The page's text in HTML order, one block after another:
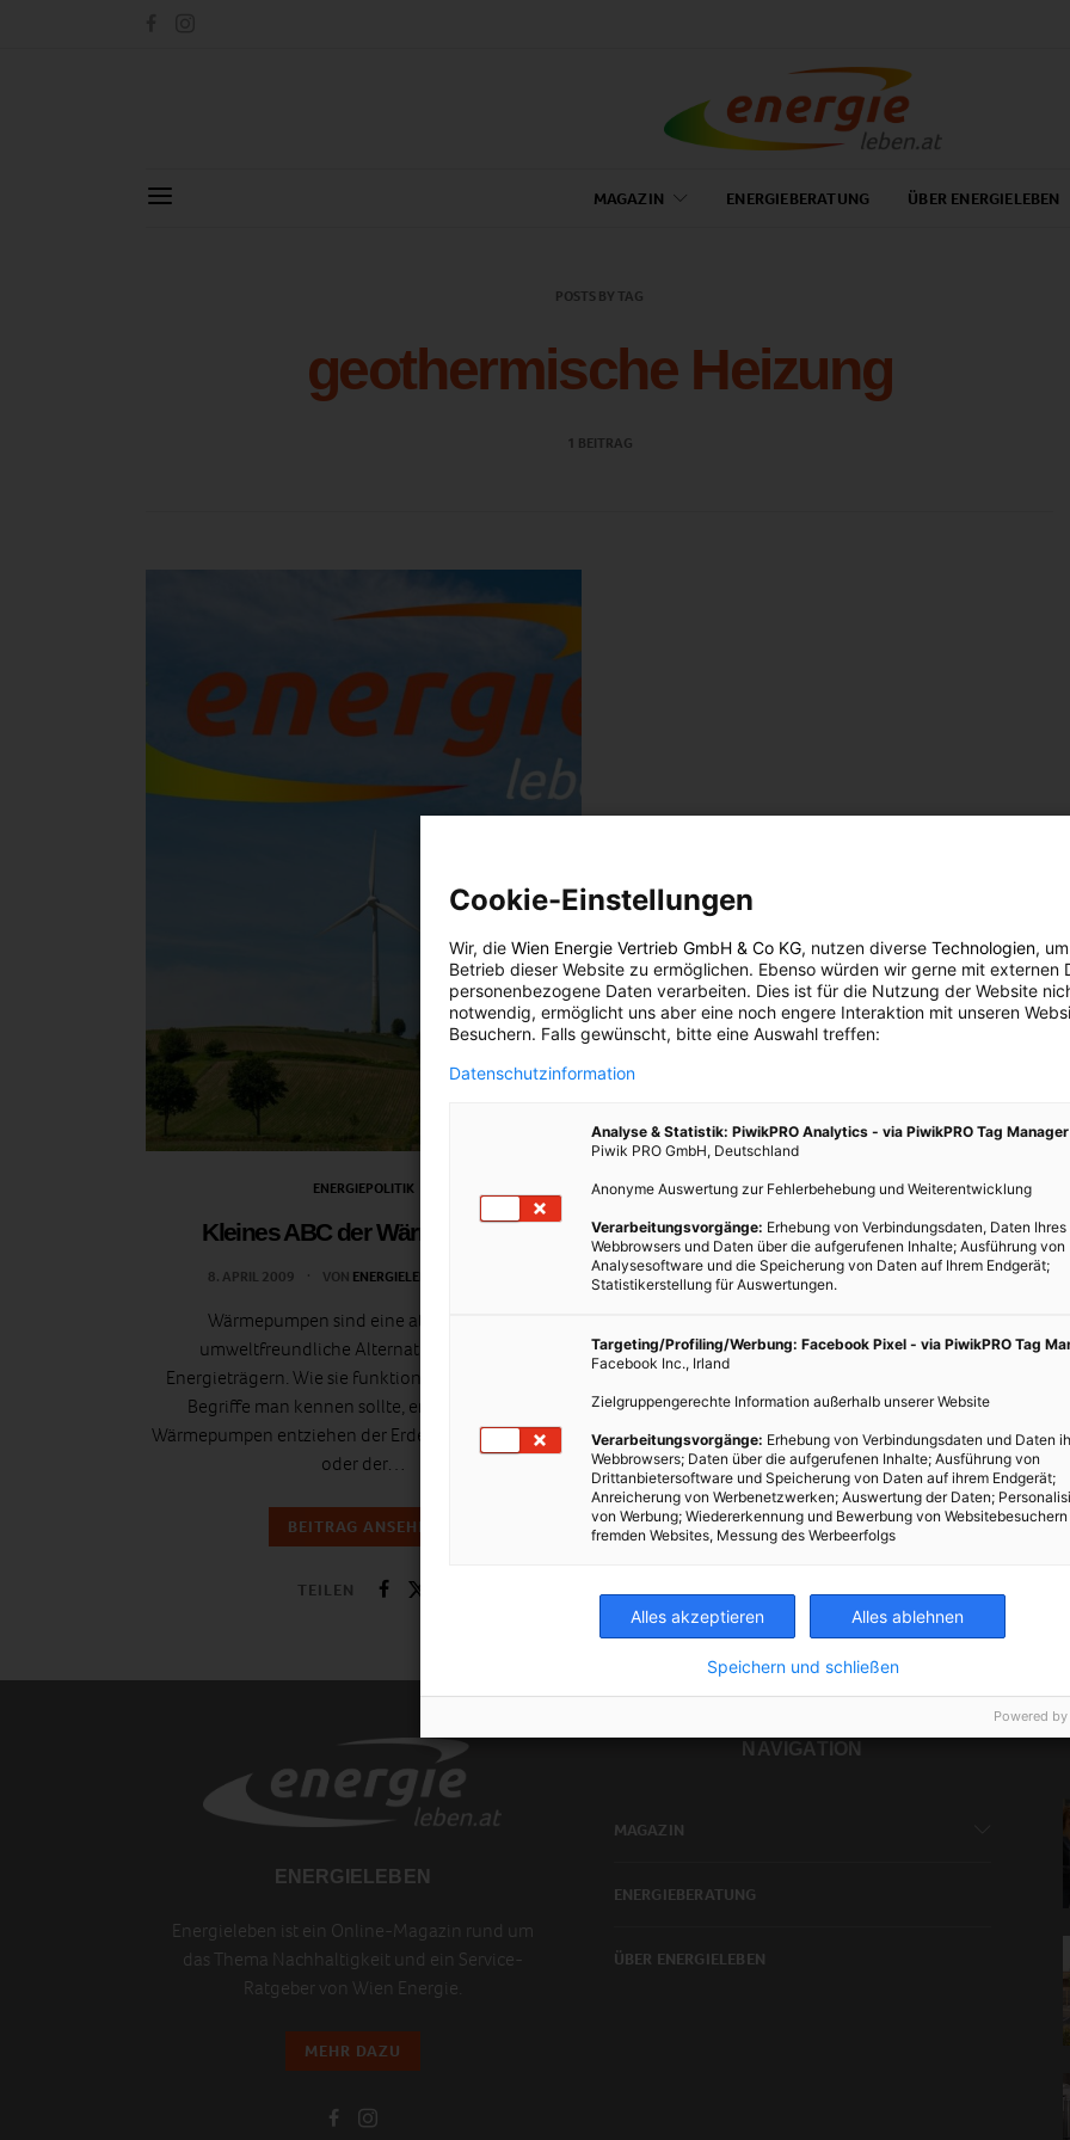
MAGAZIN ENERGIEBERATUNG ÜBER ENERGIELEBEN
POSTS BY TAG
geothermische Heizung
1 BEITRAG
ENERGIEPOLITIK
Kleines ABC der Wärmepumpe
8. APRIL 2009 VON ENERGIELEBEN REDAKTION
Wärmepumpen sind eine attraktive und
umweltfreundliche Alternative zu fossilen
Energieträgern. Wie sie funktionieren, und welche
Begriffe man kennen sollte, erfahren Sie hier.
Wärmepumpen entziehen der Erde, dem Grundwasser
oder der…
BEITRAG ANSEHEN
TEILEN
ENERGIELEBEN
Energieleben ist ein Online-Magazin rund um
das Thema Nachhaltigkeit und ein Service-
Ratgeber von Wien Energie.
MEHR DAZU
NAVIGATION
MAGAZIN
ENERGIEBERATUNG
ÜBER ENERGIELEBEN
Cookie-Einstellungen
Wir, die Wien Energie Vertrieb GmbH & Co KG, nutzen diverse Technologien,
Betrieb dieser Website zu ermöglichen. Ebenso würden wir gerne mit externen
personenbezogene Daten verarbeiten. Dies ist für die Nutzung der Website
notwendig, ermöglicht uns aber eine noch engere Interaktion mit unseren
Besuchern. Falls gewünscht, bitte eine Auswahl treffen:
Datenschutzinformation
Analyse & Statistik: PiwikPRO Analytics - via PiwikPRO Tag Manager
Piwik PRO GmbH, Deutschland
Anonyme Auswertung zur Fehlerbehebung und Weiterentwicklung
Verarbeitungsvorgänge: Erhebung von Verbindungsdaten, Daten Ihres
Webbrowsers und Daten über die aufgerufenen Inhalte; Ausführung von
Analysesoftware und die Speicherung von Daten auf Ihrem Endgerät;
Statistikerstellung für Auswertungen.
Targeting/Profiling/Werbung: Facebook Pixel - via PiwikPRO Tag
Facebook Inc., Irland
Zielgruppengerechte Information außerhalb unserer Website
Verarbeitungsvorgänge: Erhebung von Verbindungsdaten und Daten
Webbrowsers; Daten über die aufgerufenen Inhalte; Ausführung von
Drittanbietersoftware und Speicherung von Daten auf ihrem Endgerät;
Anreicherung von Werbenetzwerken; Auswertung der Daten;
von Werbung; Wiedererkennung und Bewerbung von
fremden Websites, Messung des Werbeerfolgs
Alles akzeptieren Alles ablehnen
Speichern und schließen
Powered by